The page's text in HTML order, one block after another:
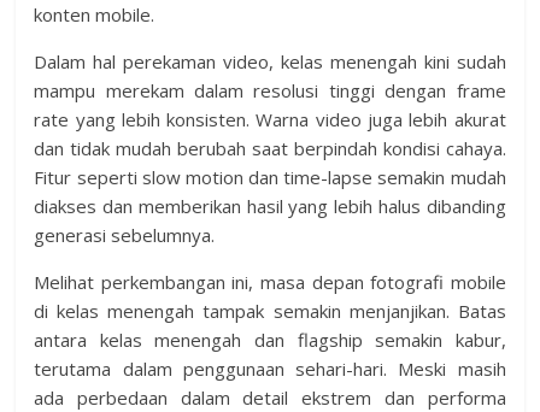
konten mobile.
Dalam hal perekaman video, kelas menengah kini sudah
mampu merekam dalam resolusi tinggi dengan frame
rate yang lebih konsisten. Warna video juga lebih akurat
dan tidak mudah berubah saat berpindah kondisi cahaya.
Fitur seperti slow motion dan time-lapse semakin mudah
diakses dan memberikan hasil yang lebih halus dibanding
generasi sebelumnya.
Melihat perkembangan ini, masa depan fotografi mobile
di kelas menengah tampak semakin menjanjikan. Batas
antara kelas menengah dan flagship semakin kabur,
terutama dalam penggunaan sehari-hari. Meski masih
ada perbedaan dalam detail ekstrem dan performa